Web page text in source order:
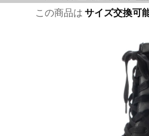
この商品は サイズ交換可